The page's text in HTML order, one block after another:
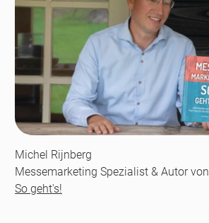
Michel Rijnberg
Messemarketing Spezialist & Autor von
So geht's!